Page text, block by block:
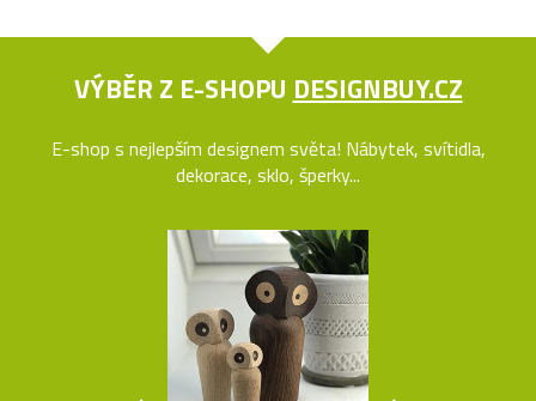
VÝBĚR Z E-SHOPU DESIGNBUY.CZ
E-shop s nejlepším designem světa! Nábytek, svítidla,
dekorace, sklo, šperky...